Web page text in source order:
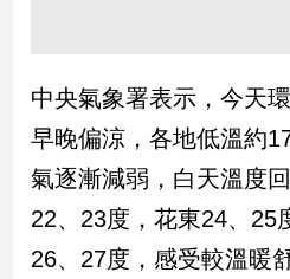
政
治
政
治
焦
中央氣象署表示，今天
早晚偏涼，各地低溫約
氣逐漸減弱，白天溫度
22、23度，花東24、25
26、27度，感受較溫暖